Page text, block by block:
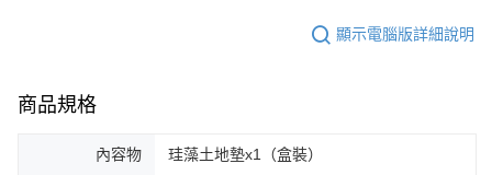
顯示電腦版詳細說明
商品規格
內容物 珪藻土地墊x1（盒裝）